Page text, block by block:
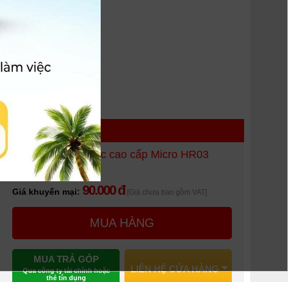
HÀNG
ANSMANN Pin sạc cao cấp Micro HR03
AAA-800mAh
Giá khuyến mại: 90.000 đ [Giá chưa bao gồm VAT]
MUA HÀNG
MUA TRẢ GÓP
Qua công ty tài chính hoặc
thẻ tín dụng
LIÊN HỆ CỬA HÀNG